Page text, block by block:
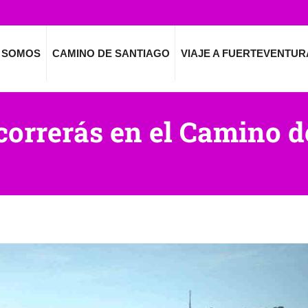
CAMINO DE SANTIAGO VIAJE A
en el Camino